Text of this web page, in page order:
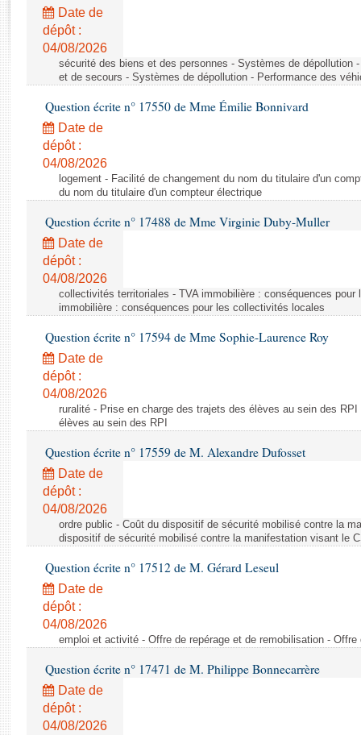
Rapports législatifs
Rapports sur l'application des lois
Baromètre de l’application des lois
Dossiers législatifs
Budget et sécurité sociale
Questions écrites et orales
Comptes rendus des débats
Date de
dépôt :
04/08/2026
sécurité des biens et des personnes - Systèmes de dépollution
et de secours - Systèmes de dépollution - Performance des
Question écrite n° 17550 de Mme Émilie Bonnivard
Date de
dépôt :
04/08/2026
logement - Facilité de changement du nom du titulaire d'un
du nom du titulaire d'un compteur électrique
Question écrite n° 17488 de Mme Virginie Duby-Muller
Date de
dépôt :
04/08/2026
collectivités territoriales - TVA immobilière : conséquences
immobilière : conséquences pour les collectivités locales
Question écrite n° 17594 de Mme Sophie-Laurence Roy
Date de
dépôt :
04/08/2026
ruralité - Prise en charge des trajets des élèves au sein des
élèves au sein des RPI
Question écrite n° 17559 de M. Alexandre Dufosset
Date de
dépôt :
04/08/2026
ordre public - Coût du dispositif de sécurité mobilisé contre la
dispositif de sécurité mobilisé contre la manifestation visant le
Question écrite n° 17512 de M. Gérard Leseul
Date de
dépôt :
04/08/2026
emploi et activité - Offre de repérage et de remobilisation -
Question écrite n° 17471 de M. Philippe Bonnecarrère
Date de
dépôt :
04/08/2026